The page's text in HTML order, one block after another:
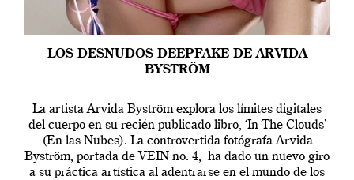
LOS DESNUDOS DEEPFAKE DE ARVIDA
BYSTRÖM
La artista Arvida Byström explora los límites digitales
del cuerpo en su recién publicado libro, ‘In The Clouds’
(En las Nubes). La controvertida fotógrafa Arvida
Byström, portada de VEIN no. 4, ha dado un nuevo giro
a su práctica artística al adentrarse en el mundo de los